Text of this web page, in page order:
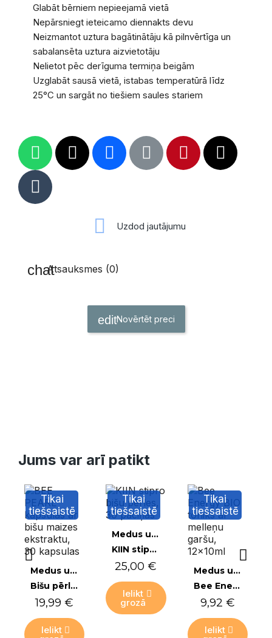
Glabāt bērniem nepieejamā vietā
Nepārsniegt ieteicamo diennakts devu
Neizmantot uztura bagātinātāju kā pilnvērtīga un
sabalansēta uztura aizvietotāju
Nelietot pēc derīguma termiņa beigām
Uzglabāt sausā vietā, istabas temperatūrā līdz
25°C un sargāt no tiešiem saules stariem
Uzdod jautājumu
Atsauksmes (0)
Novērtēt preci
Jums var arī patikt
Ātrais skats
Tikai
tiešsaistē
Medus uztura bagātinātāji
Bišu pērles kapsulas ar bišu maizes ekstraktu, 30 kapsulas
19,99 €
Ielikt
Ātrais skats
Tikai
tiešsaistē
Medus uztura bagātinātāji
KIIN stipro bišu pērles, 30 paciņās
25,00 €
Ielikt
grozā
Ātrais skats
Tikai
tiešsaistē
Medus uztura bagātinātāji
Bee Energy BIO toniks ar melleņu garšu, 12x10ml
9,92 €
Ielikt